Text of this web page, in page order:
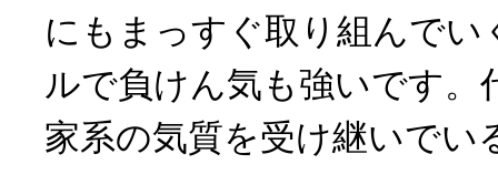
にもまっすぐ取り組んでい
ルで負けん気も強いです。
家系の気質を受け継いでい